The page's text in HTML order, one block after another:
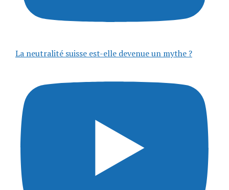
La neutralité suisse est-elle devenue un mythe ?